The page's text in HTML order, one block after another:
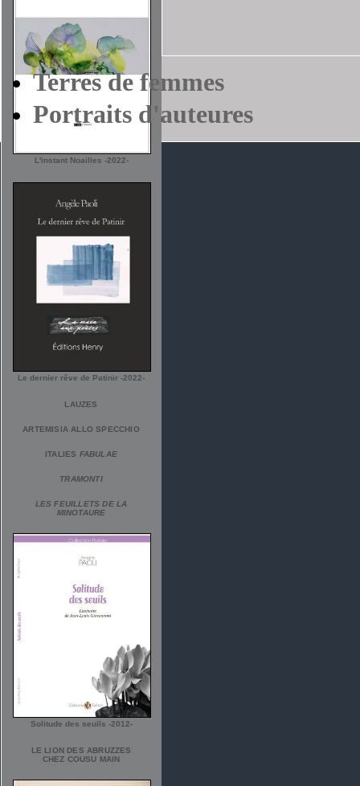
L'instant Noailles -2022-
Le dernier rêve de Patinir -2022-
LAUZES
ARTEMISIA ALLO SPECCHIO
ITALIES FABULAE
TRAMONTI
LES FEUILLETS DE LA
MINOTAURE
Solitude des seuils -2012-
LE LION DES ABRUZZES
CHEZ COUSU MAIN
Terres de femmes
Portraits d'auteures